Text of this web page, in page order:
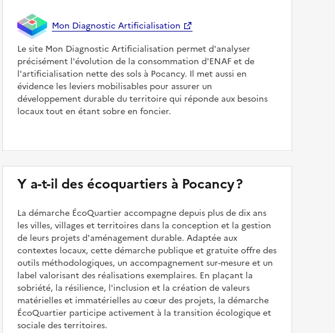
Mon Diagnostic Artificialisation
Le site Mon Diagnostic Artificialisation permet d'analyser
précisément l'évolution de la consommation d'ENAF et de
l'artificialisation nette des sols à Pocancy. Il met aussi en
évidence les leviers mobilisables pour assurer un
développement durable du territoire qui réponde aux besoins
locaux tout en étant sobre en foncier.
Y a-t-il des écoquartiers à Pocancy ?
La démarche ÉcoQuartier accompagne depuis plus de dix ans
les villes, villages et territoires dans la conception et la gestion
de leurs projets d'aménagement durable. Adaptée aux
contextes locaux, cette démarche publique et gratuite offre des
outils méthodologiques, un accompagnement sur-mesure et un
label valorisant des réalisations exemplaires. En plaçant la
sobriété, la résilience, l'inclusion et la création de valeurs
matérielles et immatérielles au cœur des projets, la démarche
ÉcoQuartier participe activement à la transition écologique et
sociale des territoires.